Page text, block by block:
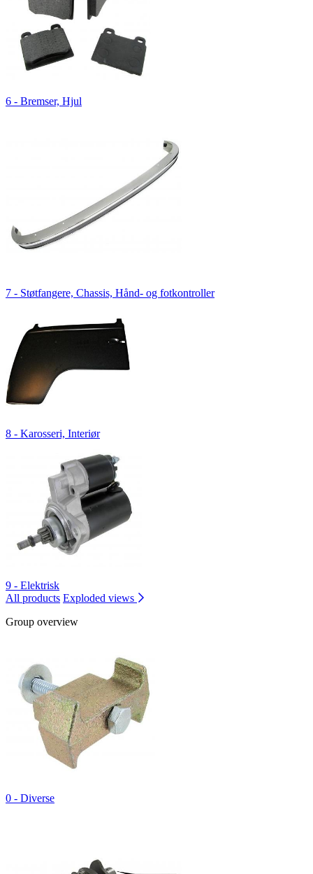
6 - Bremser, Hjul
7 - Støtfangere, Chassis, Hånd- og fotkontroller
8 - Karosseri, Interiør
9 - Elektrisk
All products Exploded views
Group overview
0 - Diverse